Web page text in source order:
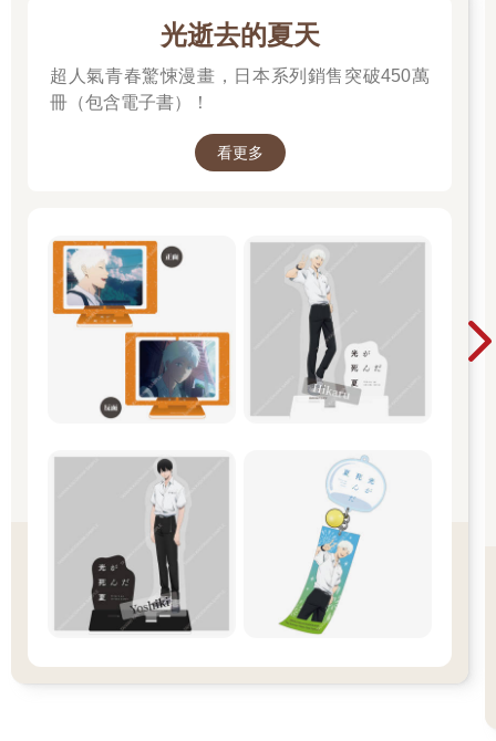
光逝去的夏天
超人氣青春驚悚漫畫，日本系列銷售突破450萬
冊（包含電子書）！
看更多